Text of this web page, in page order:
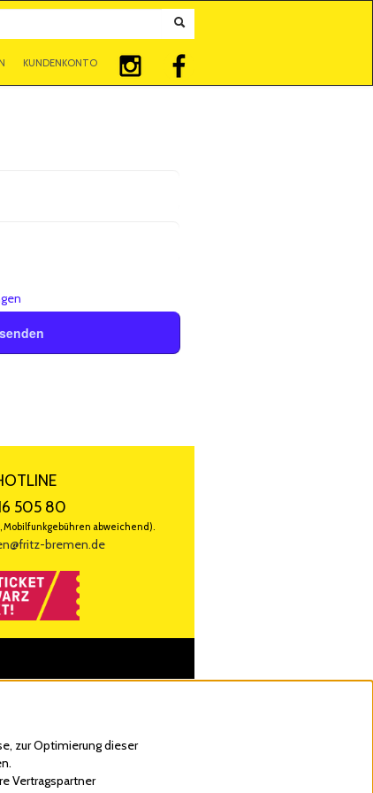
KUNDENKONTO
505 80
Mobilfunkgebühren abweichend).
bremen.de
zur Optimierung dieser
Vertragspartner